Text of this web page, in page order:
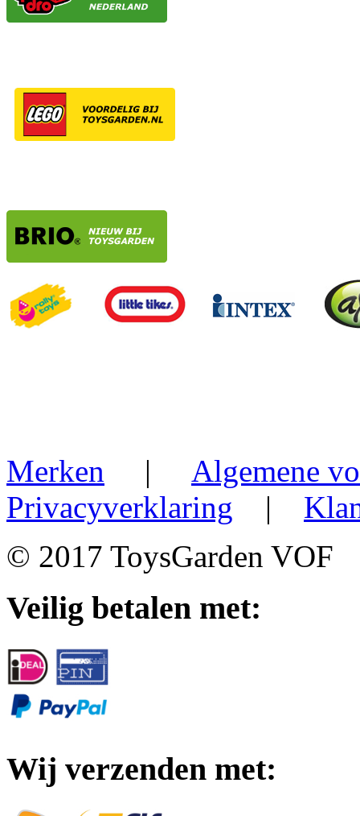
Merken | Algemene
Privacyverklaring |
© 2017 ToysGarden VOF
Veilig betalen met:
Wij verzenden met: